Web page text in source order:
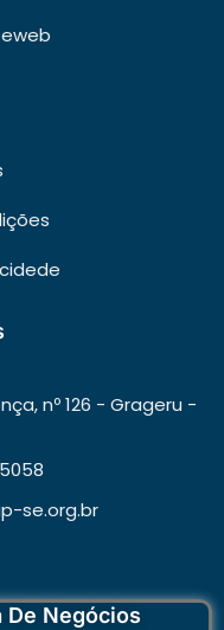
nº 126 - Grageru -
se.org.br
De Negócios